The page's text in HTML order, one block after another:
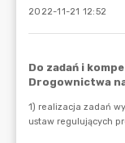
2022-11-21 12:52